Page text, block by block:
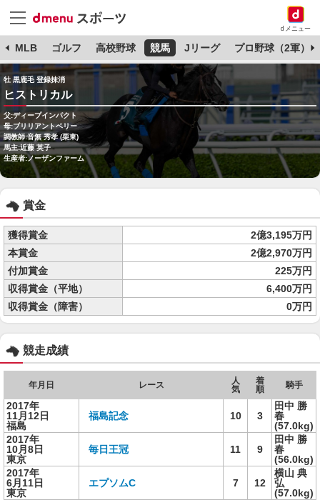
dメニュー
MLB ゴルフ 高校野球 競馬 Jリーグ プロ野球（2軍）
牡 黒鹿毛 登録抹消
ヒストリカル
父:ディープインパクト
母:ブリリアントベリー
調教師:音無 秀孝 (栗東)
馬主:近藤 英子
生産者:ノーザンファーム
賞金
獲得賞金
2億3,195万円
本賞金
2億2,970万円
付加賞金
225万円
収得賞金（平地）
6,400万円
収得賞金（障害）
0万円
競走成績
年月日 レース
人
気
着
順
騎手
2017年
11月12日
福島
福島記念 10 3
田中 勝
春
(57.0kg)
2017年
10月8日
東京
毎日王冠 11 9
田中 勝
春
(56.0kg)
2017年
6月11日
東京
エプソムC 7 12
横山 典
弘
(57.0kg)